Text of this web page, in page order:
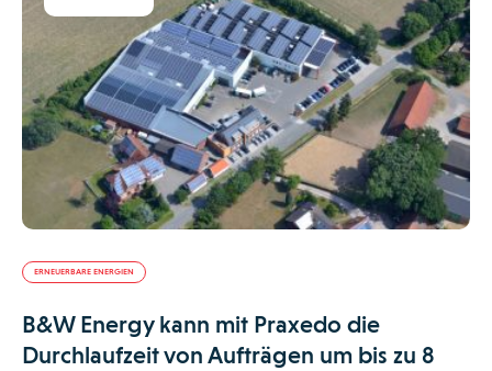
ERNEUERBARE ENERGIEN
B&W Energy kann mit Praxedo die
Durchlaufzeit von Aufträgen um bis zu 8